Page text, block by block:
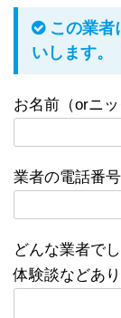
この業者
いします。
お名前（orニッ
業者の電話番
どんな業者で
体験談などあ